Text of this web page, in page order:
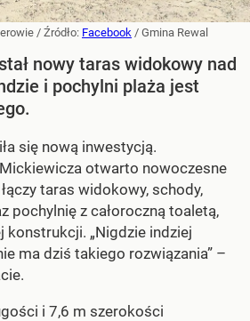
/ Źródło: Facebook / Gmina Rewal
nowy taras widokowy nad
i pochylni plaża jest
się nową inwestycją.
otwarto nowoczesne
taras widokowy, schody,
pochylnię z całoroczną toaletą,
konstrukcji. „Nigdzie indziej
ma dziś takiego rozwiązania” –
i 7,6 m szerokości